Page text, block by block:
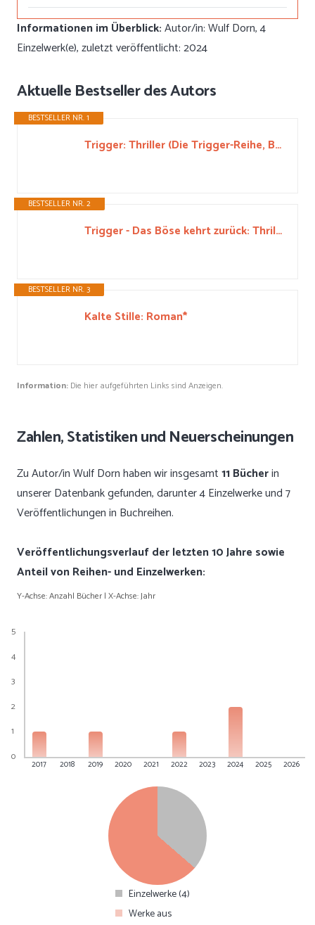
Informationen im Überblick:Autor/in: Wulf Dorn, 4
Einzelwerk(e), zuletzt veröffentlicht: 2024
Aktuelle Bestseller des Autors
BESTSELLER NR. 1
Trigger: Thriller (Die Trigger-Reihe, Band 1)*
BESTSELLER NR. 2
Trigger - Das Böse kehrt zurück: Thriller (Die Trigger-Reihe, Band 2)*
BESTSELLER NR. 3
Kalte Stille: Roman*
Information: Die hier aufgeführten Links sind Anzeigen.
Zahlen, Statistiken und Neuerscheinungen
Zu Autor/in Wulf Dorn haben wir insgesamt11 Bücherin
unserer Datenbank gefunden, darunter 4 Einzelwerke und 7
Veröffentlichungen in Buchreihen.
Veröffentlichungsverlauf der letzten 10 Jahre sowie
Anteil von Reihen- und Einzelwerken:
Y-Achse: Anzahl Bücher | X-Achse: Jahr
0
1
2
3
4
5
2017 2018 2019 2020 2021 2022 2023 2024 2025 2026
Einzelwerke (4)
Werke aus